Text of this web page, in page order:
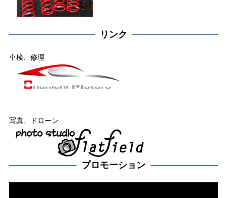
リンク
車検、修理
写真、ドローン
プロモーション